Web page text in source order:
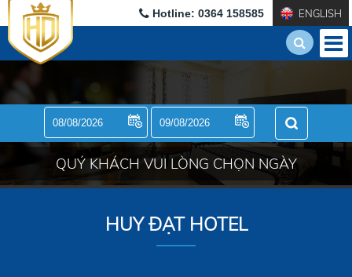
Hotline: 0364 158585 ENGLISH
QUÝ KHÁCH VUI LÒNG CHỌN NGÀY
HUY ĐẠT HOTEL